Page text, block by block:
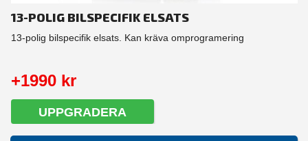
13-POLIG BILSPECIFIK ELSATS
13-polig bilspecifik elsats. Kan kräva omprogramering
+1990 kr
UPPGRADERA